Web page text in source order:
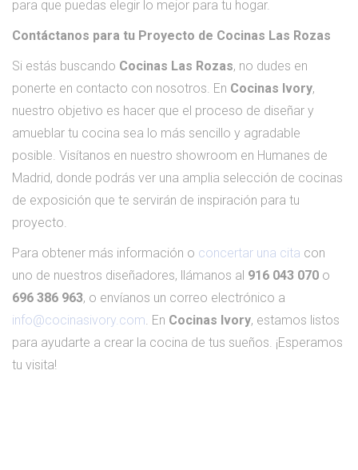
para que puedas elegir lo mejor para tu hogar.
Contáctanos para tu Proyecto de Cocinas Las Rozas
Si estás buscando Cocinas Las Rozas, no dudes en
ponerte en contacto con nosotros. En Cocinas Ivory,
nuestro objetivo es hacer que el proceso de diseñar y
amueblar tu cocina sea lo más sencillo y agradable
posible. Visítanos en nuestro showroom en Humanes de
Madrid, donde podrás ver una amplia selección de cocinas
de exposición que te servirán de inspiración para tu
proyecto.
Para obtener más información o concertar una cita con
uno de nuestros diseñadores, llámanos al 916 043 070 o
696 386 963, o envíanos un correo electrónico a
info@cocinasivory.com. En Cocinas Ivory, estamos listos
para ayudarte a crear la cocina de tus sueños. ¡Esperamos
tu visita!